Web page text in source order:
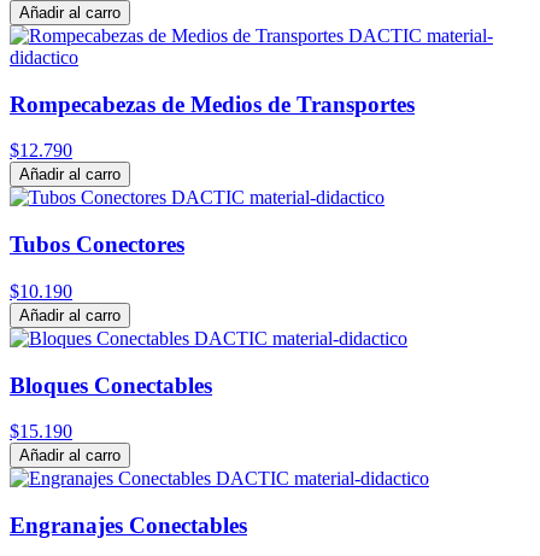
Añadir al carro
Rompecabezas de Medios de Transportes
$12.790
Añadir al carro
Tubos Conectores
$10.190
Añadir al carro
Bloques Conectables
$15.190
Añadir al carro
Engranajes Conectables